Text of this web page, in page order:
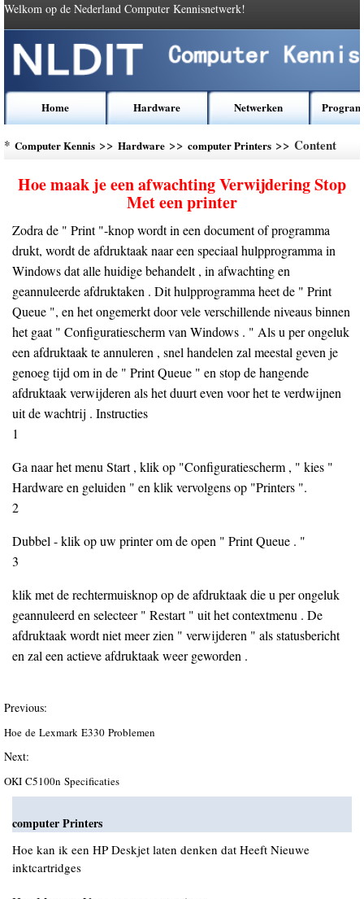
Welkom op de Nederland Computer Kennisnetwerk!
Home Hardware Netwerken
* Computer Kennis >> Hardware >> computer Printers >> Content
Hoe maak je een afwachting Verwijdering Stop
Met een printer
Zodra de " Print "-knop wordt in een document of programma
drukt, wordt de afdruktaak naar een speciaal hulpprogramma in
Windows dat alle huidige behandelt , in afwachting en
geannuleerde afdruktaken . Dit hulpprogramma heet de " Print
Queue ", en het ongemerkt door vele verschillende niveaus binnen
het gaat " Configuratiescherm van Windows . " Als u per ongeluk
een afdruktaak te annuleren , snel handelen zal meestal geven je
genoeg tijd om in de " Print Queue " en stop de hangende
afdruktaak verwijderen als het duurt even voor het te verdwijnen
uit de wachtrij . Instructies
1
Ga naar het menu Start , klik op "Configuratiescherm , " kies "
Hardware en geluiden " en klik vervolgens op "Printers ".
2
Dubbel - klik op uw printer om de open " Print Queue . "
3
klik met de rechtermuisknop op de afdruktaak die u per ongeluk
geannuleerd en selecteer " Restart " uit het contextmenu . De
afdruktaak wordt niet meer zien " verwijderen " als statusbericht
en zal een actieve afdruktaak weer geworden .
Previous:
Hoe de Lexmark E330 Problemen
Next:
OKI C5100n Specificaties
computer Printers
Hoe kan ik een HP Deskjet laten denken dat Heeft Nieuwe
inktcartridges